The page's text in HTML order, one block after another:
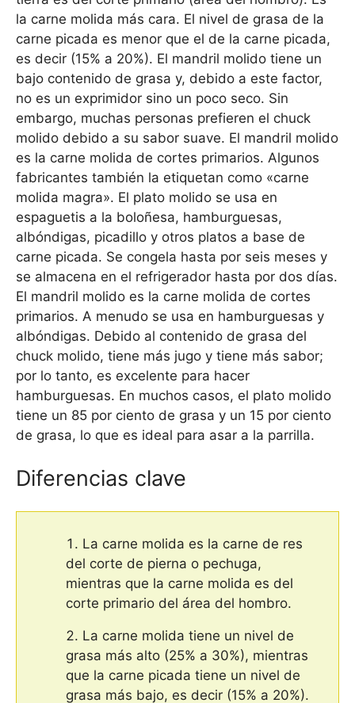
la carne molida más cara. El nivel de grasa de la
carne picada es menor que el de la carne picada,
es decir (15% a 20%). El mandril molido tiene un
bajo contenido de grasa y, debido a este factor,
no es un exprimidor sino un poco seco. Sin
embargo, muchas personas prefieren el chuck
molido debido a su sabor suave. El mandril molido
es la carne molida de cortes primarios. Algunos
fabricantes también la etiquetan como «carne
molida magra». El plato molido se usa en
espaguetis a la boloñesa, hamburguesas,
albóndigas, picadillo y otros platos a base de
carne picada. Se congela hasta por seis meses y
se almacena en el refrigerador hasta por dos días.
El mandril molido es la carne molida de cortes
primarios. A menudo se usa en hamburguesas y
albóndigas. Debido al contenido de grasa del
chuck molido, tiene más jugo y tiene más sabor;
por lo tanto, es excelente para hacer
hamburguesas. En muchos casos, el plato molido
tiene un 85 por ciento de grasa y un 15 por ciento
de grasa, lo que es ideal para asar a la parrilla.
Diferencias clave
La carne molida es la carne de res
del corte de pierna o pechuga,
mientras que la carne molida es del
corte primario del área del hombro.
La carne molida tiene un nivel de
grasa más alto (25% a 30%), mientras
que la carne picada tiene un nivel de
grasa más bajo, es decir (15% a 20%).